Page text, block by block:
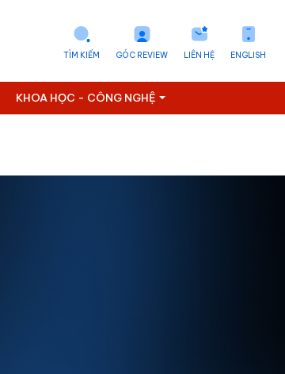
ENGLISH
LIÊN HỆ
GÓC REVIEW
TÌM KIẾM
KHOA HỌC - CÔNG NGHỆ